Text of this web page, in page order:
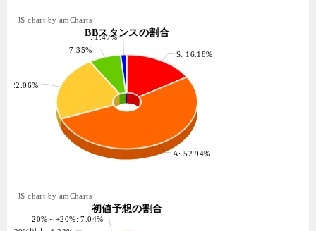
: 1.47%
: 7.35%
B: 22.06%
S: 16.18%
A: 52.94%
BBスタンスの割合
JS chart by amCharts
-20%～+20%: 7.04%
初値予想の割合
JS chart by amCharts